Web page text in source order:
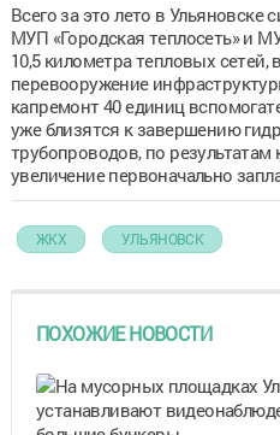
Всего за это лето в
МУП «Городская теплосеть» и
10,5 километра тепловых сетей,
перевооружение
капремонт 40 единиц
уже близятся к завершению
трубопроводов, по
увеличение первоначально
ЖКХ УЛЬЯНОВСК
ПОХОЖИЕ НОВОСТИ